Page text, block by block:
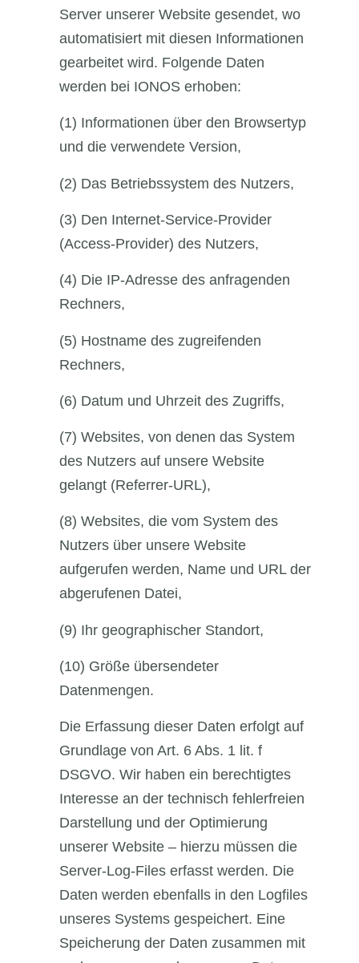
Server unserer Website gesendet, wo
automatisiert mit diesen Informationen
gearbeitet wird. Folgende Daten
werden bei IONOS erhoben:
(1) Informationen über den Browsertyp
und die verwendete Version,
(2) Das Betriebssystem des Nutzers,
(3) Den Internet-Service-Provider
(Access-Provider) des Nutzers,
(4) Die IP-Adresse des anfragenden
Rechners,
(5) Hostname des zugreifenden
Rechners,
(6) Datum und Uhrzeit des Zugriffs,
(7) Websites, von denen das System
des Nutzers auf unsere Website
gelangt (Referrer-URL),
(8) Websites, die vom System des
Nutzers über unsere Website
aufgerufen werden, Name und URL der
abgerufenen Datei,
(9) Ihr geographischer Standort,
(10) Größe übersendeter
Datenmengen.
Die Erfassung dieser Daten erfolgt auf
Grundlage von Art. 6 Abs. 1 lit. f
DSGVO. Wir haben ein berechtigtes
Interesse an der technisch fehlerfreien
Darstellung und der Optimierung
unserer Website – hierzu müssen die
Server-Log-Files erfasst werden. Die
Daten werden ebenfalls in den Logfiles
unseres Systems gespeichert. Eine
Speicherung der Daten zusammen mit